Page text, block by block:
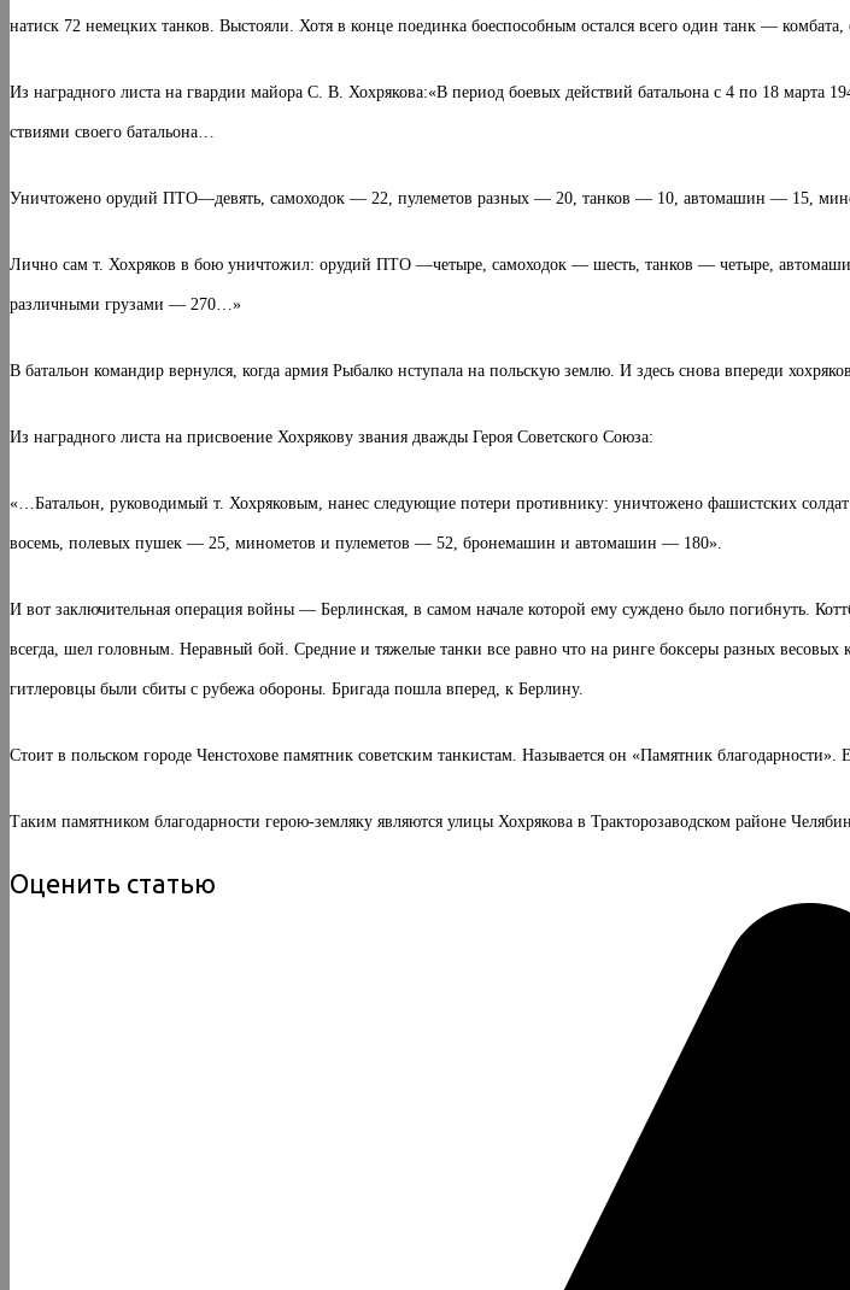
натиск 72 немецких танков. Выстояли. Хотя в конце поединка боеспособным остался всего один танк —
Из наградного листа на гвардии майора С. В. Хохря­кова:«В период боевых действий батальона с 4 по 18 марта
ствиями своего батальона…
Уничтожено орудий ПТО—девять, самоходок — 22, пулеметов разных — 20, танков — 10, автомашин — 15,
Лично сам т. Хохряков в бою уничтожил: орудий ПТО —четыре, самоходок — шесть, танков — четыре,
различ­ными грузами — 270…»
В батальон командир вернулся, когда армия Рыбалко нступала на польскую землю. И здесь снова впереди
Из наградного листа на присвоение Хохрякову звания дважды Героя Советского Союза:
«…Батальон, руководимый т. Хохряковым, нанес следующие потери противнику: уничтожено фашистских
восемь, полевых пушек — 25, минометов и пулеметов — 52, бронемашин и автомашин — 180».
И вот заключительная операция войны — Берлинская, в самом начале которой ему суждено было погибнуть.
всегда, шел головным. Неравный бой. Средние и тяжелые танки все равно что на ринге боксеры разных
гитлеров­цы были сбиты с рубежа обороны. Бригада пошла вперед, к Берлину.
Стоит в польском городе Ченстохове памятник совет­ским танкистам. Называется он «Памятник
Таким памятником благодарности герою-земляку являются улицы Хохрякова в Тракторозаводском районе
Оценить статью